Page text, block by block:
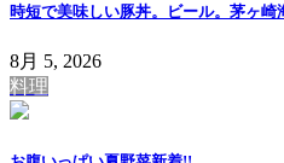
時短で美味しい豚丼。ビール。茅ヶ崎
8月 5, 2026
料理